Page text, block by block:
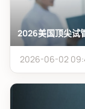
2026美国顶尖试
2026-06-02